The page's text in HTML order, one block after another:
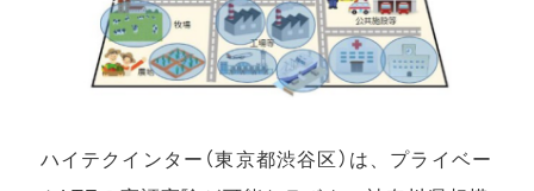
ハイテクインター（東京都渋谷区）は、プライベー